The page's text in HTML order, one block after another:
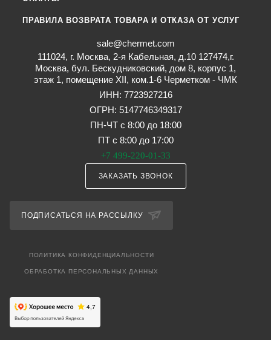
ПРАВИЛА ВОЗВРАТА ТОВАРА И ОТКАЗА ОТ УСЛУГ
sale@chermet.com
111024, г. Москва, 2-я Кабельная, д.10 127474,г.
Москва, бул. Бескудниковский, дом 8, корпус 1,
этаж 1, помещение XII, ком.1-6 Черметком - ЧМК
ИНН: 7723927216
ОГРН: 5147746349317
ПН-ЧТ с 8:00 до 18:00
ПТ с 8:00 до 17:00
+7 499-220-01-33
ЗАКАЗАТЬ ЗВОНОК
ПОДПИСАТЬСЯ НА РАССЫЛКУ
ПОЛИТИКА КОНФИДЕНЦИАЛЬНОСТИ
ОБРАБОТКА ПЕРСОНАЛЬНЫХ ДАННЫХ